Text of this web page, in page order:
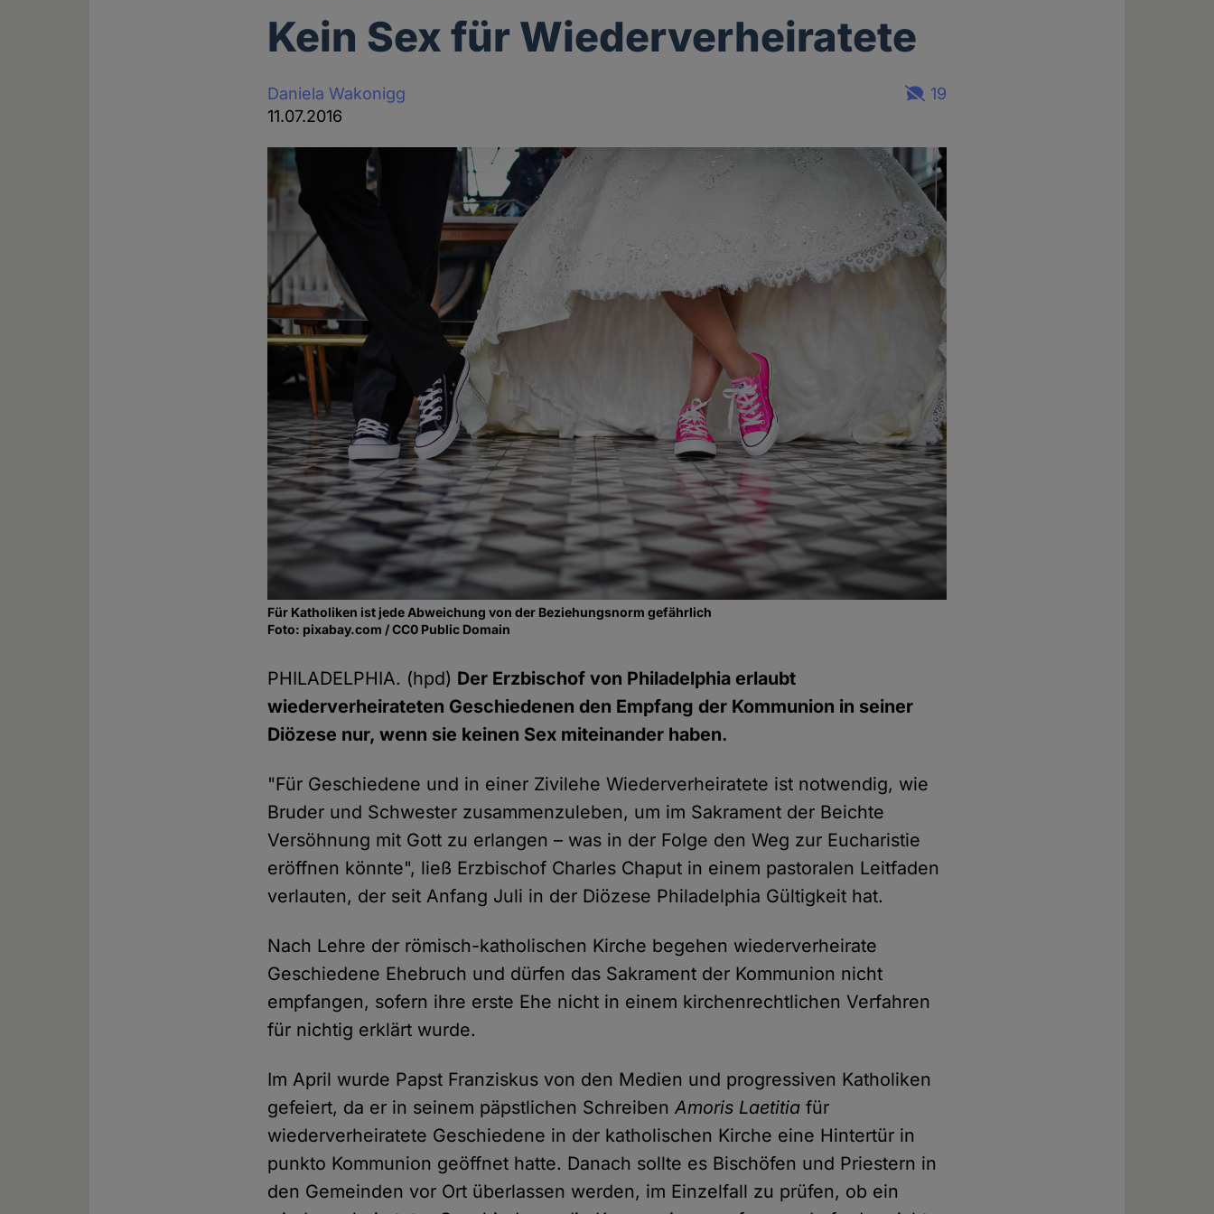
Kein Sex für Wiederverheiratete
Daniela Wakonigg
11.07.2016
19
Für Katholiken ist jede Abweichung von der Beziehungsnorm gefährlich
Foto: pixabay.com / CC0 Public Domain
PHILADELPHIA. (hpd) Der Erzbischof von Philadelphia erlaubt
wiederverheirateten Geschiedenen den Empfang der Kommunion in seiner
Diözese nur, wenn sie keinen Sex miteinander haben.
"Für Geschiedene und in einer Zivilehe Wiederverheiratete ist notwendig, wie
Bruder und Schwester zusammenzuleben, um im Sakrament der Beichte
Versöhnung mit Gott zu erlangen – was in der Folge den Weg zur Eucharistie
eröffnen könnte", ließ Erzbischof Charles Chaput in einem pastoralen Leitfaden
verlauten, der seit Anfang Juli in der Diözese Philadelphia Gültigkeit hat.
Nach Lehre der römisch-katholischen Kirche begehen wiederverheirate
Geschiedene Ehebruch und dürfen das Sakrament der Kommunion nicht
empfangen, sofern ihre erste Ehe nicht in einem kirchenrechtlichen Verfahren
für nichtig erklärt wurde.
Im April wurde Papst Franziskus von den Medien und progressiven Katholiken
gefeiert, da er in seinem päpstlichen SchreibenAmoris Laetitia für
wiederverheiratete Geschiedene in der katholischen Kirche eine Hintertür in
punkto Kommunion geöffnet hatte. Danach sollte es Bischöfen und Priestern in
den Gemeinden vor Ort überlassen werden, im Einzelfall zu prüfen, ob ein